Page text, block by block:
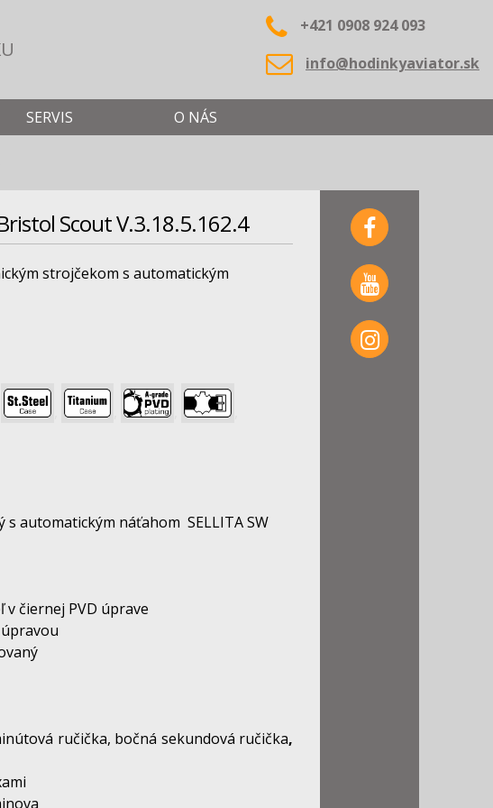
+421 0908 924 093
info@hodinkyaviator.sk
Scout V.3.18.5.162.4
strojčekom s automatickým
s automatickým náťahom SELLITA SW
v čiernej PVD úprave
ručička, bočná sekundová ručička,
SERVIS
O NÁS